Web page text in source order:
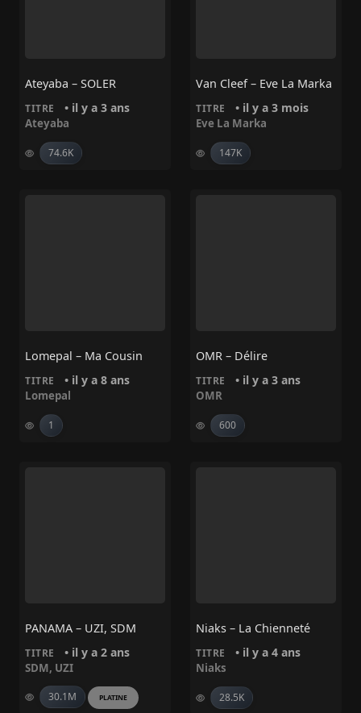
Ateyaba – SOLER
TITRE • il y a 3 ans
Ateyaba
74.6K
Van Cleef – Eve La Marka
TITRE • il y a 3 mois
Eve La Marka
147K
Lomepal – Ma Cousin
TITRE • il y a 8 ans
Lomepal
1
OMR – Délire
TITRE • il y a 3 ans
OMR
600
PANAMA – UZI, SDM
TITRE • il y a 2 ans
SDM, UZI
30.1M PLATINE
Niaks – La Chienneté
TITRE • il y a 4 ans
Niaks
28.5K